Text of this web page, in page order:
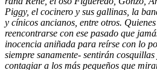
Piggy, el cocinero y sus gallinas, la
y cínicos ancianos, entre otros.
reencontrarse con ese pasado que
inocencia aniñada para reírse con lo
siempre sanamente- sentirán
contagiar a los más pequeños que